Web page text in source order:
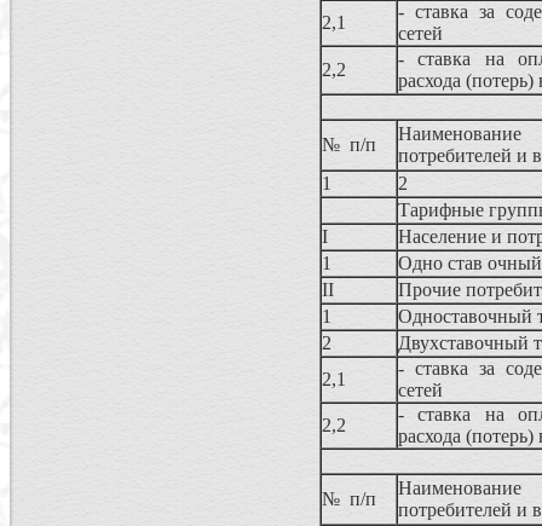
2,1
- ставка за
сетей
2,2
- ставка на
расхода (потерь)
№ п/п
потребителей и
1
2
Тарифные
I
Население и
1
Одно став
II
Прочие
1
Одноставочный
2
Двухставочный
2,1
- ставка за
сетей
2,2
- ставка на
расхода (потерь)
№ п/п
потребителей и